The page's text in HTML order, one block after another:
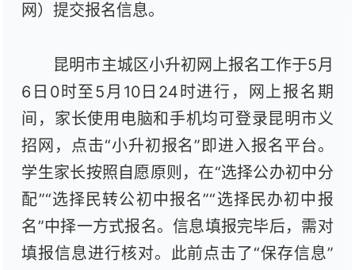
网）提交报名信息。
昆明市主城区小升初网上报名工作于5月
6日0时至5月10日24时进行，网上报名期
间，家长使用电脑和手机均可登录昆明市义
招网，点击“小升初报名”即进入报名平台。
学生家长按照自愿原则，在“选择公办初中分
配”“选择民转公初中报名”“选择民办初中报
名”中择一方式报名。信息填报完毕后，需对
填报信息进行核对。此前点击了“保存信息”